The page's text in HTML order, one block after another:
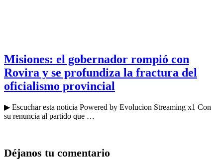
Misiones: el gobernador rompió con
Rovira y se profundiza la fractura del
oficialismo provincial
▶ Escuchar esta noticia Powered by Evolucion Streaming x1 Con
su renuncia al partido que …
Déjanos tu comentario